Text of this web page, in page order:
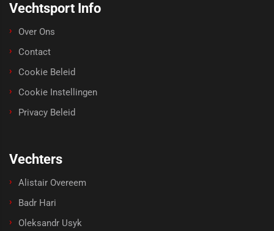
Vechtsport Info
Over Ons
Contact
Cookie Beleid
Cookie Instellingen
Privacy Beleid
Vechters
Alistair Overeem
Badr Hari
Oleksandr Usyk